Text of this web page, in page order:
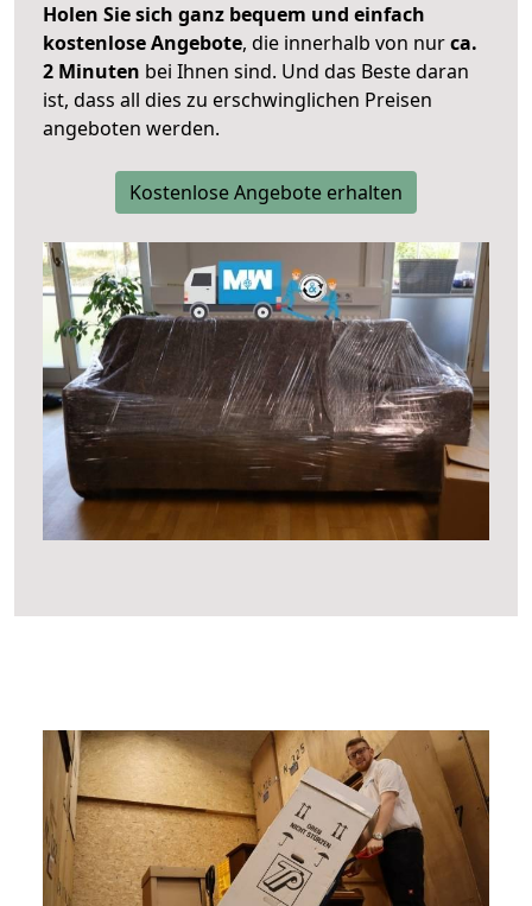
Holen Sie sich ganz bequem und einfach
kostenlose Angebote, die innerhalb von nurca.
2 Minuten bei Ihnen sind. Und das Beste daran
ist, dass all dies zu erschwinglichen Preisen
angeboten werden.
Kostenlose Angebote erhalten